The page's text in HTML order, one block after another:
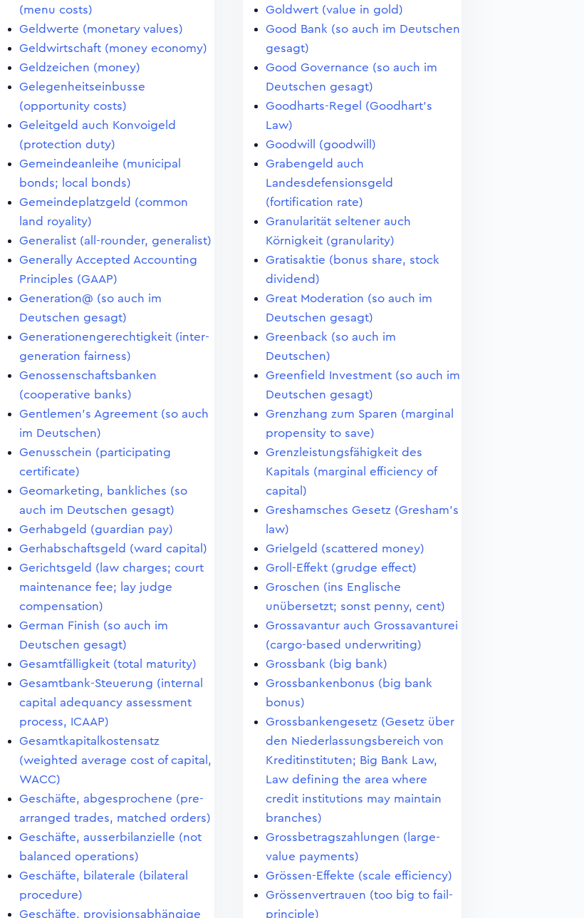
(menu costs)
Geldwerte (monetary values)
Geldwirtschaft (money economy)
Geldzeichen (money)
Gelegenheitseinbusse
(opportunity costs)
Geleitgeld auch Konvoigeld
(protection duty)
Gemeindeanleihe (municipal
bonds; local bonds)
Gemeindeplatzgeld (common
land royality)
Generalist (all-rounder, generalist)
Generally Accepted Accounting
Principles (GAAP)
Generation@ (so auch im
Deutschen gesagt)
Generationengerechtigkeit (inter-
generation fairness)
Genossenschaftsbanken
(cooperative banks)
Gentlemen's Agreement (so auch
im Deutschen)
Genusschein (participating
certificate)
Geomarketing, bankliches (so
auch im Deutschen gesagt)
Gerhabgeld (guardian pay)
Gerhabschaftsgeld (ward capital)
Gerichtsgeld (law charges; court
maintenance fee; lay judge
compensation)
German Finish (so auch im
Deutschen gesagt)
Gesamtfälligkeit (total maturity)
Gesamtbank-Steuerung (internal
capital adequancy assessment
process, ICAAP)
Gesamtkapitalkostensatz
(weighted average cost of capital,
WACC)
Geschäfte, abgesprochene (pre-
arranged trades, matched orders)
Geschäfte, ausserbilanzielle (not
balanced operations)
Geschäfte, bilaterale (bilateral
procedure)
Geschäfte, provisionsabhängige
Goldwert (value in gold)
Good Bank (so auch im Deutschen
gesagt)
Good Governance (so auch im
Deutschen gesagt)
Goodharts-Regel (Goodhart's
Law)
Goodwill (goodwill)
Grabengeld auch
Landesdefensionsgeld
(fortification rate)
Granularität seltener auch
Körnigkeit (granularity)
Gratisaktie (bonus share, stock
dividend)
Great Moderation (so auch im
Deutschen gesagt)
Greenback (so auch im
Deutschen)
Greenfield Investment (so auch im
Deutschen gesagt)
Grenzhang zum Sparen (marginal
propensity to save)
Grenzleistungsfähigkeit des
Kapitals (marginal efficiency of
capital)
Greshamsches Gesetz (Gresham's
law)
Grielgeld (scattered money)
Groll-Effekt (grudge effect)
Groschen (ins Englische
unübersetzt; sonst penny, cent)
Grossavantur auch Grossavanturei
(cargo-based underwriting)
Grossbank (big bank)
Grossbankenbonus (big bank
bonus)
Grossbankengesetz (Gesetz über
den Niederlassungsbereich von
Kreditinstituten; Big Bank Law,
Law defining the area where
credit institutions may maintain
branches)
Grossbetragszahlungen (large-
value payments)
Grössen-Effekte (scale efficiency)
Grössenvertrauen (too big to fail-
principle)